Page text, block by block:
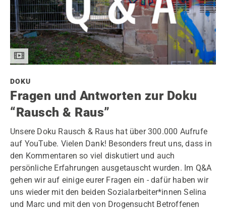
DOKU
Fragen und Antworten zur Doku
“Rausch & Raus”
Unsere Doku Rausch & Raus hat über 300.000 Aufrufe
auf YouTube. Vielen Dank! Besonders freut uns, dass in
den Kommentaren so viel diskutiert und auch
persönliche Erfahrungen ausgetauscht wurden. Im Q&A
gehen wir auf einige eurer Fragen ein - dafür haben wir
uns wieder mit den beiden Sozialarbeiter*innen Selina
und Marc und mit den von Drogensucht Betroffenen